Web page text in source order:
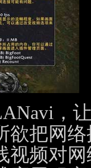
，
欲把网
视频对